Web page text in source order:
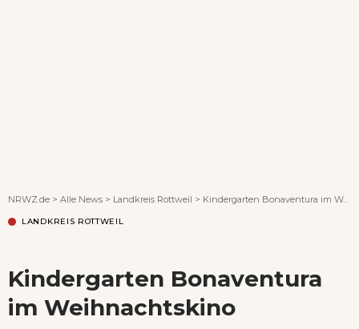
NRWZ.de > Alle News > Landkreis Rottweil > Kindergarten Bonaventura im Weihnachtskino
LANDKREIS ROTTWEIL
Kindergarten Bonaventura
im Weihnachtskino